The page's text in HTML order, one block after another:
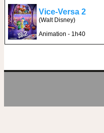
Vice-Versa 2
(Walt Disney)
Animation - 1h40